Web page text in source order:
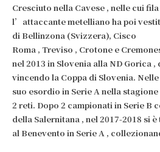
Cresciuto nella Cavese , nelle cui
l’attaccante metelliano ha poi
di Bellinzona (Svizzera), Cisco
Roma , Treviso , Crotone e
nel 2013 in Slovenia alla ND Gorica ,
vincendo la Coppa di Slovenia.
suo esordio in Serie Anella
2 reti. Dopo 2 campionati in Serie B
della Salernitana , nel 2017-2018 si
al Benevento in Serie A ,